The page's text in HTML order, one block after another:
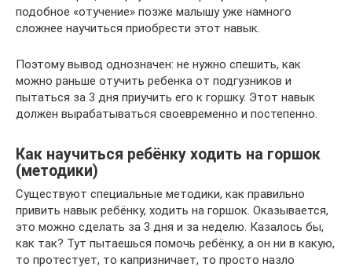
подобное «отучение» позже малышу уже намного
сложнее научиться приобрести этот навык.
Поэтому вывод однозначен: не нужно спешить, как
можно раньше отучить ребенка от подгузников и
пытаться за 3 дня приучить его к горшку. Этот навык
должен вырабатываться своевременно и постепенно.
Как научиться ребёнку ходить на горшок
(методики)
Существуют специальные методики, как правильно
привить навык ребёнку, ходить на горшок. Оказывается,
это можно сделать за 3 дня и за неделю. Казалось бы,
как так? Тут пытаешься помочь ребёнку, а он ни в какую,
то протестует, то капризничает, то просто назло